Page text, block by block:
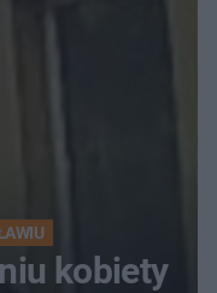
kobiety